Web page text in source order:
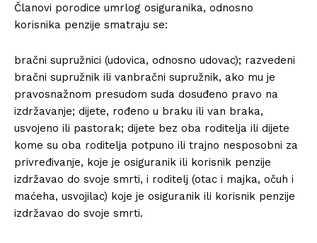
Članovi porodice umrlog osiguranika, odnosno
korisnika penzije smatraju se:
bračni supružnici (udovica, odnosno udovac); razvedeni
bračni supružnik ili vanbračni supružnik, ako mu je
pravosnažnom presudom suda dosuđeno pravo na
izdržavanje; dijete, rođeno u braku ili van braka,
usvojeno ili pastorak; dijete bez oba roditelja ili dijete
kome su oba roditelja potpuno ili trajno nesposobni za
privređivanje, koje je osiguranik ili korisnik penzije
izdržavao do svoje smrti, i roditelj (otac i majka, očuh i
maćeha, usvojilac) koje je osiguranik ili korisnik penzije
izdržavao do svoje smrti.